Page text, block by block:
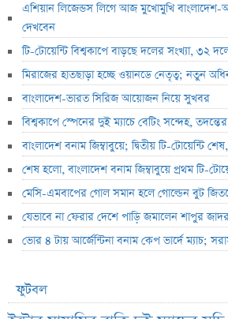
এশিয়ান লিজেন্ডস লিগে আজ মুখোমুখি বাংলাদেশ-
দেখবেন
টি-টোয়েন্টি বিশ্বকাপে বাড়ছে দলের সংখ্যা, ৩২
মিরাজের হাতছাড়া হচ্ছে ওয়ানডে নেতৃত্ব; নতুন
বাংলাদেশ-ভারত সিরিজ আয়োজন নিয়ে সুখবর
বিশ্বকাপে স্পেনের দুই ম্যাচে বেটিং সন্দেহ, তদন্তের
বাংলাদেশ বনাম জিম্বাবুয়ে; দ্বিতীয় টি-টোয়েন্টি
শেষ হলো, বাংলাদেশ বনাম জিম্বাবুয়ে প্রথম টি-
মেসি-এমবাপের গোল সমান হলে গোল্ডেন বুট
যেভাবে না ফেরার দেশে পাড়ি জমালেন শাপুর
ভোর ৪ টায় আর্জেন্টিনা বনাম কেপ ভার্দে ম্যাচ;
ফুটবল